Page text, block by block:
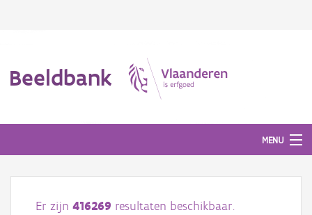
Beeldbank
MENU
Afbeeldingen
Er zijn 416269 resultaten beschikbaar.